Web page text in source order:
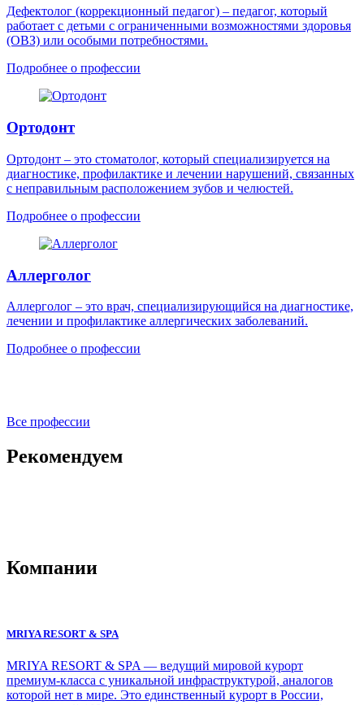
Дефектолог (коррекционный педагог) – педагог, который
работает с детьми с ограниченными возможностями здоровья
(ОВЗ) или особыми потребностями.
Подробнее о профессии
Ортодонт
Ортодонт – это стоматолог, который специализируется на
диагностике, профилактике и лечении нарушений, связанных
с неправильным расположением зубов и челюстей.
Подробнее о профессии
Аллерголог
Аллерголог – это врач, специализирующийся на диагностике,
лечении и профилактике аллергических заболеваний.
Подробнее о профессии
Все профессии
Рекомендуем
Компании
MRIYA RESORT & SPA
MRIYA RESORT & SPA — ведущий мировой курорт
премиум-класса с уникальной инфраструктурой, аналогов
которой нет в мире. Это единственный курорт в России,